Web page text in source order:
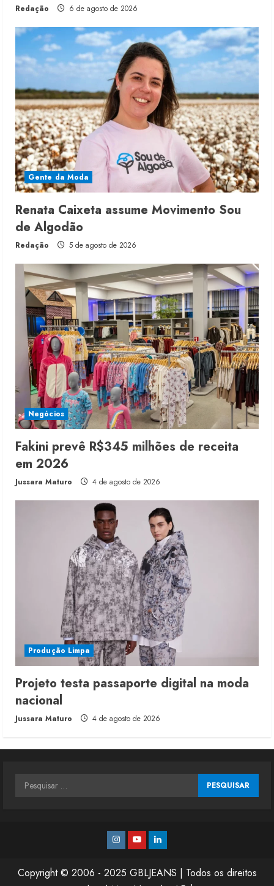
Redação 6 de agosto de 2026
Gente da Moda
Renata Caixeta assume Movimento Sou
de Algodão
Redação 5 de agosto de 2026
Negócios
Fakini prevê R$345 milhões de receita
em 2026
Jussara Maturo 4 de agosto de 2026
Produção Limpa
Projeto testa passaporte digital na moda
nacional
Jussara Maturo 4 de agosto de 2026
Pesquisar
Instagram
YoutubeLinkedin
Copyright © 2006 - 2025 GBLJEANS | Todos os direitos